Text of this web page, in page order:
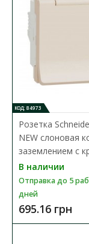
КОД: 84973
Розетка
NEW слоновая
заземлением с
В наличии
Отправка до 5
дней
695.16 грн